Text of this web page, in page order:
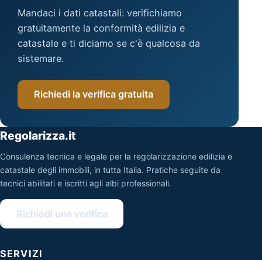
Mandaci i dati catastali: verifichiamo
gratuitamente la conformità edilizia e
catastale e ti diciamo se c'è qualcosa da
sistemare.
Richiedi la verifica gratuita
Regolarizza.it
Consulenza tecnica e legale per la regolarizzazione edilizia e
catastale degli immobili, in tutta Italia. Pratiche seguite da
tecnici abilitati e iscritti agli albi professionali.
Richiedi una verifica
SERVIZI